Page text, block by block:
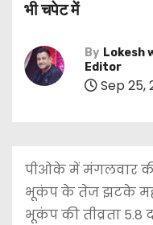
भी चपेट में
By Lokesh
Editor
Sep 25,
पीओके में मंगलवार
भूकंप के तेज झटके
भूकंप की तीव्रता